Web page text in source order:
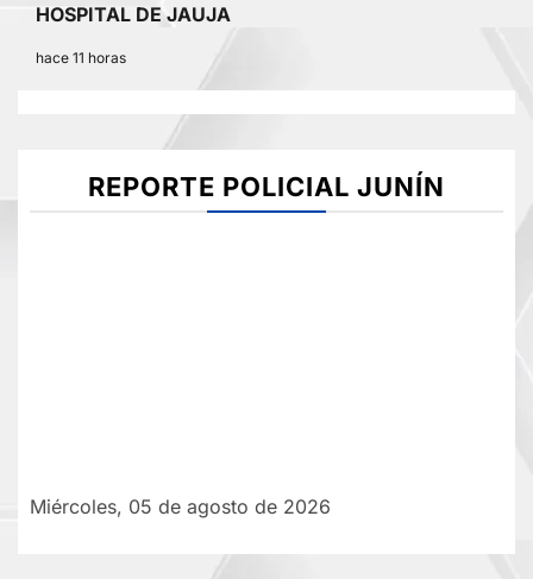
HOSPITAL DE JAUJA
hace 11 horas
REPORTE POLICIAL JUNÍN
Miércoles, 05 de agosto de 2026